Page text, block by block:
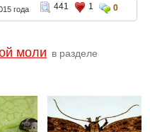
года 441 1 0
моли в разделе